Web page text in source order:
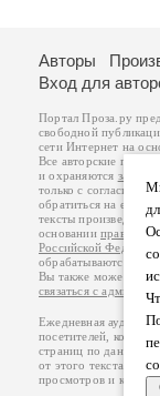
Авторы
Вход для
Портал Проза.ру
свободной
сети Интернет на
Все авторские права
и охраняются законом
только с согласия
обратиться на его
тексты произведений
основанииправил
Российской Федерации
обрабатываются на
Вы также можете
связаться с
Ежедневная
посетителей,
страниц по данным
от этого текста. В
просмотров и